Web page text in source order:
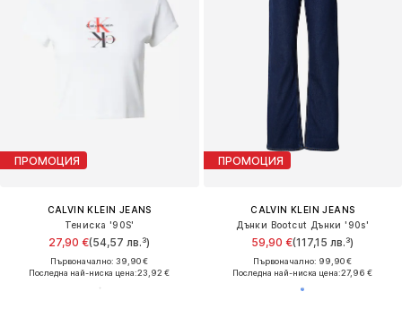
ПРОМОЦИЯ
CALVIN KLEIN JEANS
Тениска '90S'
27,90 €(54,57 лв.³)
Първоначално: 39,90 €
Последна най-ниска цена:23,92 €
ПРОМОЦИЯ
CALVIN KLEIN JEANS
Дънки Bootcut Дънки '90s'
59,90 €(117,15 лв.³)
Първоначално: 99,90 €
Последна най-ниска цена:27,96 €